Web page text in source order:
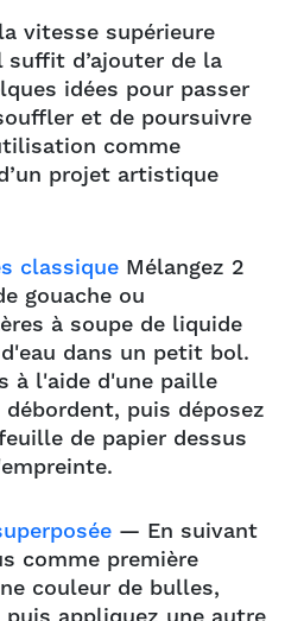
vitesse supérieure
d’ajouter de la
idées pour passer
et de poursuivre
comme
projet artistique
classique Mélangez 2
gouache ou
à soupe de liquide
dans un petit bol.
à l'aide d'une paille
puis déposez
de papier dessus
— En suivant
comme première
couleur de bulles,